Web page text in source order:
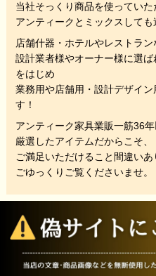
当社そっくり商品を使っていた
アンティークとミックスしても
店舗什器・ホテルやレストラ
設計業者様やオーナー様に選
をはじめ
業務用や店舗用・設計デザイ
す！
アンティーク家具業販一筋36
厳選したアイテムだからこそ、
ご満足いただけること間違いあ
ごゆっくりご覧くださいませ。